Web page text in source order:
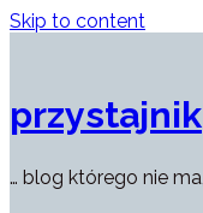
Skip to content
przystajnik
… blog którego nie